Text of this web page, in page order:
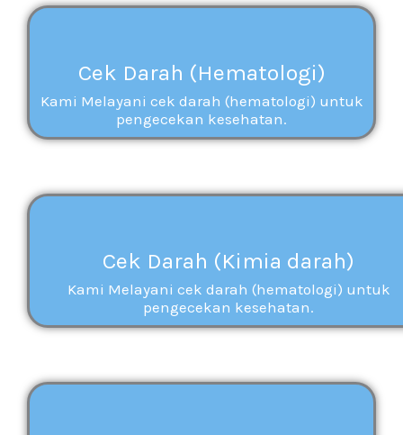
Cek Darah (Hematologi)
Kami Melayani cek darah (hematologi) untuk
pengecekan kesehatan.
Cek Darah (Kimia darah)
Kami Melayani cek darah (hematologi) untuk
pengecekan kesehatan.